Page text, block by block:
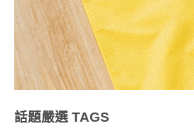
話題嚴選 TAGS